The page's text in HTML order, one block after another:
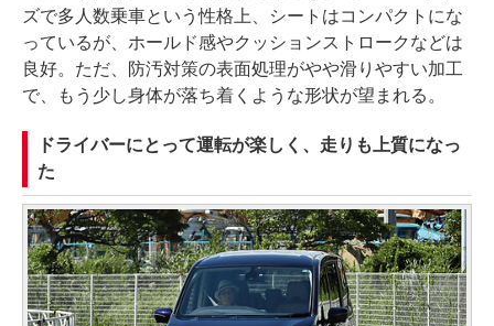
ズで多人数乗車という性格上、シートはコンパクトにな
っているが、ホールド感やクッションストロークなどは
良好。ただ、防汚対策の表面処理がやや滑りやすい加工
で、もう少し身体が落ち着くような形状が望まれる。
ドライバーにとって運転が楽しく、走りも上質になっ
た